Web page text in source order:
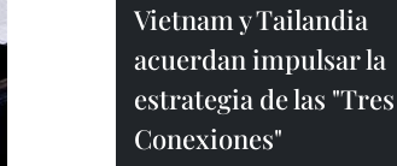
Vietnam y Tailandia
acuerdan impulsar la
estrategia de las "Tres
Conexiones"